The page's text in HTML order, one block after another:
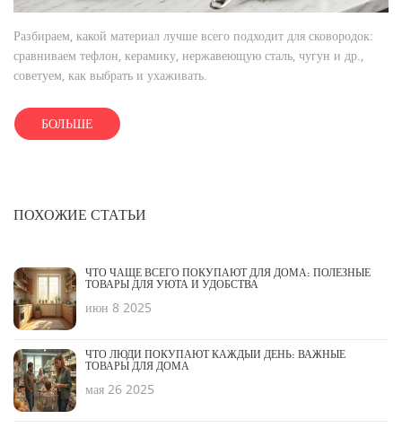
Разбираем, какой материал лучше всего подходит для сковородок:
сравниваем тефлон, керамику, нержавеющую сталь, чугун и др.,
советуем, как выбрать и ухаживать.
БОЛЬШЕ
ПОХОЖИЕ СТАТЬИ
ЧТО ЧАЩЕ ВСЕГО ПОКУПАЮТ ДЛЯ ДОМА: ПОЛЕЗНЫЕ
ТОВАРЫ ДЛЯ УЮТА И УДОБСТВА
июн 8 2025
ЧТО ЛЮДИ ПОКУПАЮТ КАЖДЫЙ ДЕНЬ: ВАЖНЫЕ
ТОВАРЫ ДЛЯ ДОМА
мая 26 2025